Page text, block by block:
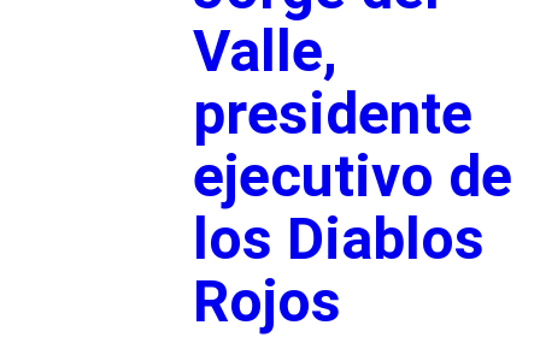
Valle,
presidente
ejecutivo de
los Diablos
Rojos